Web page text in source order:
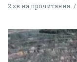
2 хв на прочитання